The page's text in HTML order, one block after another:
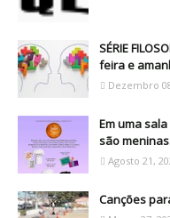
SÉRIE
feira e
Dezembro
Em uma
são
Agosto 21,
Canções